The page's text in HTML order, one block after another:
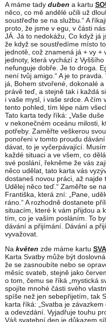
A máme tady duben a kartu
něco, co mě andělé učili už
soustřeďte se na službu.“ A
proto, že jsme v egu, v části
JÁ. Já to nedokážu, Co když já
že když se soustředíme místo
jednotě, což znamená já + vy +
jednoty, která vychází z
nefunguje dobře. Je to droga.
není tvůj amigo.“ A je to
já, Bohem stvořené, dokonalé
právě teď, a stejně tak i každá
i vaše mysl, i vaše srdce. A čím
tento pohled, tím lépe nám
Tato karta tedy říká: „Vaše
v nekonečném oceánu milosti,
potřeby. Zaměřte veškerou
ponořeni v tomto proudu
dávat, to je vyčerpávající.
každé situaci a ve všem, co
své poslání, řekněme že vás
něco udělat, tato karta vás
dostaneš novou práci, až
Udělej něco teď.“ Zaměřte se
Františka, která zní: „Pane,
ráno.“ A rozhodně dostanete
situacím, které k vám přijdou a
tím, co je vaším posláním. To
dávání a přijímání. Dávání a
vyvažovat.
Na květen zde máme kartu
Karta Svatby může být
že se zasnoubíte nebo se
měsíc svateb, stejně jako
o tom, čemu se říká „mystická
spojíte mnohé části svého
spíše než jen sebepřijetím, tak
karta říká: „Svatba je
a odevzdání. Vyjadřuje touhu
Váš svatební den je důkazem